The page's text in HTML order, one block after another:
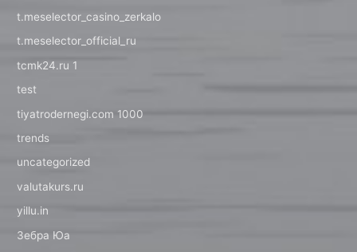
t.meselector_casino_zerkalo
t.meselector_official_ru
tcmk24.ru 1
test
tiyatrodernegi.com 1000
trends
uncategorized
valutakurs.ru
yillu.in
Зебра Юа